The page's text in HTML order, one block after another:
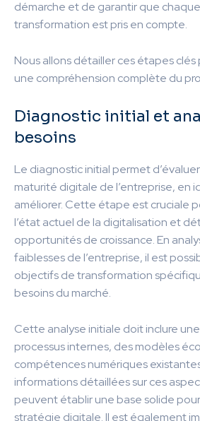
démarche et de garantir que
transformation est pris en compte.
Nous allons détailler ces étapes
une compréhension complète du
Diagnostic initial et
besoins
Le diagnostic initial permet
maturité digitale de l’entreprise, en
améliorer. Cette étape est cruciale
l’état actuel de la digitalisation et
opportunités de croissance. En
faiblesses de l’entreprise, il est
objectifs de transformation
besoins du marché.
Cette analyse initiale doit inclure
processus internes, des modèles
compétences numériques
informations détaillées sur ces
peuvent établir une base solide
stratégie digitale. Il est également